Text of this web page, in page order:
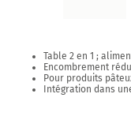
Table 2 en 1 ;
Encombrement
Pour produits
Intégration dans